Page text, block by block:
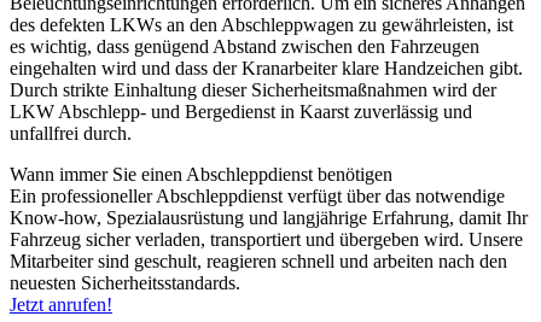
des defekten LKWs an den Abschleppwagen zu gewährleisten, ist
es wichtig, dass genügend Abstand zwischen den Fahrzeugen
eingehalten wird und dass der Kranarbeiter klare Handzeichen gibt.
Durch strikte Einhaltung dieser Sicherheitsmaßnahmen wird der
LKW Abschlepp- und Bergedienst in Kaarst zuverlässig und
unfallfrei durch.
Wann immer Sie einen Abschleppdienst benötigen
Ein professioneller Abschleppdienst verfügt über das notwendige
Know-how, Spezialausrüstung und langjährige Erfahrung, damit Ihr
Fahrzeug sicher verladen, transportiert und übergeben wird. Unsere
Mitarbeiter sind geschult, reagieren schnell und arbeiten nach den
neuesten Sicherheitsstandards.
Jetzt anrufen!